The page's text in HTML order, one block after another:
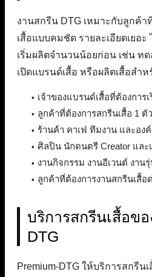
งานสกรีน DTG เหมาะกับลูกค้
เสื้อแบบคมชัด รายละเอียดเยอ
เริ่มผลิตจำนวนน้อยก่อน เช่น ทด
เปิดแบรนด์เสื้อ หรือผลิตเสื้อสำห
เจ้าของแบรนด์เสื้อที่ต้องการ
ลูกค้าที่ต้องการสกรีนเสื้อ 1 ตัว
ร้านค้า คาเฟ่ ทีมงาน และอง
ศิลปิน นักดนตรี Creator แล
งานกิจกรรม งานอีเวนต์ งาน
ลูกค้าที่ต้องการงานสกรีนเสื้อ
บริการสกรีนเสื้อข
DTG
Premium-DTG ให้บริการสกรีน